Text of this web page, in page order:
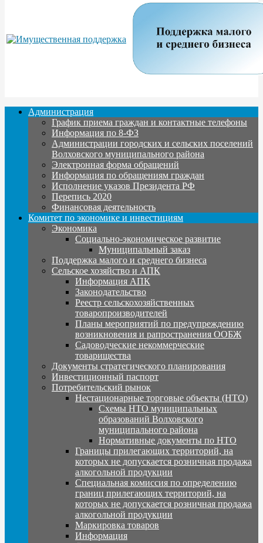
Администрация
График приема граждан и контактные телефоны
Информация по 8-ФЗ
Администрации городских и сельских поселений
Волховского муниципального района
Электронная форма обращений
Информация по обращениям граждан
Исполнение указов Президента РФ
Перепись 2020
Финансовая деятельность
Комитет по экономике и инвестициям
Экономика
Социально-экономическое развитие
Муниципальный заказ
Поддержка малого и среднего бизнеса
Сельское хозяйство и АПК
Информация АПК
Законодательство
Реестр сельскохозяйственных
товаропроизводителей
Планы мероприятий по предупреждению
возникновения и рапространения ООБЖ
Садоводческие некоммерческие
товарищества
Документы стратегического планирования
Инвестиционный паспорт
Потребительский рынок
Нестационарные торговые объекты (НТО)
Схемы НТО муниципальных
образований Волховского
муниципального района
Нормативные документы по НТО
Границы прилегающих территорий, на
которых не допускается розничная продажа
алкогольной продукции
Специальная комиссия по определению
границ прилегающих территорий, на
которых не допускается розничная продажа
алкогольной продукции
Маркировка товаров
Информация